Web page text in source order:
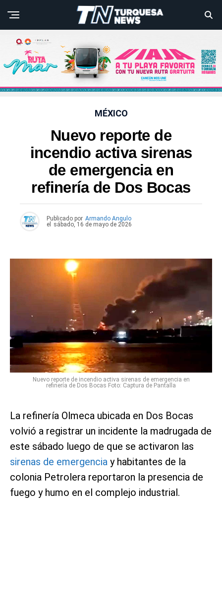
MÉXICO
Nuevo reporte de
incendio activa sirenas
de emergencia en
refinería de Dos Bocas
Publicado por Armando Angulo
el
sábado, 16 de mayo de 2026
Nuevo reporte de incendio activa sirenas de emergencia en
refinería de Dos Bocas Foto: Captura de Pantalla
La refinería Olmeca ubicada en Dos Bocas
volvió a registrar un incidente la madrugada de
este sábado luego de que se activaron las
sirenas de emergencia y habitantes de la
colonia Petrolera reportaron la presencia de
fuego y humo en el complejo industrial.